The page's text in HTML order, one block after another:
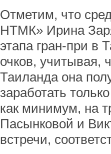
Отметим, что
НТМК» Ирина
этапа гран-при в
очков, учитывая,
Таиланда она
заработать
как минимум, на
Пасынковой и
встречи,